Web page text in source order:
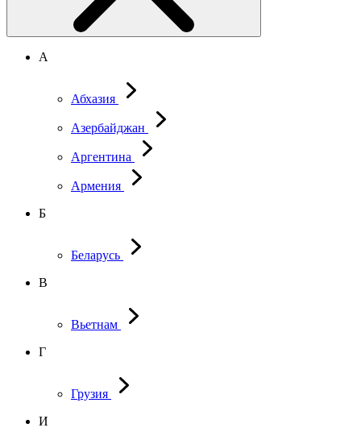
А
Абхазия
Азербайджан
Аргентина
Армения
Б
Беларусь
В
Вьетнам
Г
Грузия
И